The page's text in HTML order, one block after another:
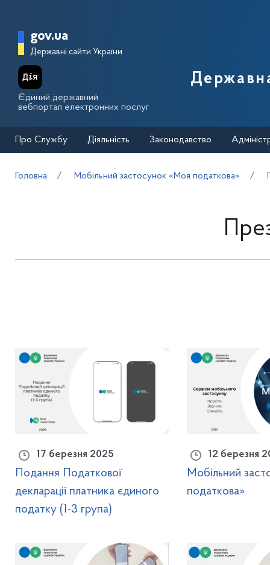
Головна сторінка Державної
gov.ua
Державні сайти України
Єдиний державний
вебпортал електронних послуг
Про Службу Діяльність Законодавство
Головна Мобільний застосунок «Моя податкова»
17 березня 2025
Подання Податкової
декларації платника єдиного
податку (1-3 група)
12 березня
Мобільний
податкова»